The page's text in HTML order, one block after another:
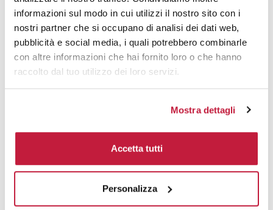
informazioni sul modo in cui utilizzi il nostro sito con i
nostri partner che si occupano di analisi dei dati web,
pubblicità e social media, i quali potrebbero combinarle
con altre informazioni che hai fornito loro o che hanno
raccolto dal tuo utilizzo dei loro servizi.
Mostra dettagli
Accetta tutti
Personalizza
Custodia tablet neizan trasforma il modo in cui
proteggi il tuo dispositivo, offrendo un equilibrio